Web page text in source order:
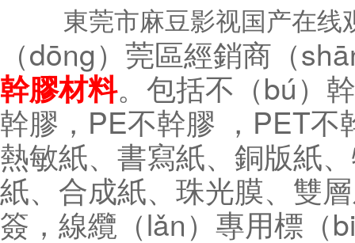
東莞市麻豆影视国产在
（dōng）莞區經銷商（
幹膠材料。包括不（bú）
幹膠，PE不幹膠 ，PET
熱敏紙、書寫紙、銅版紙
紙、合成紙、珠光膜、雙
簽，線纜（lǎn）專用標（